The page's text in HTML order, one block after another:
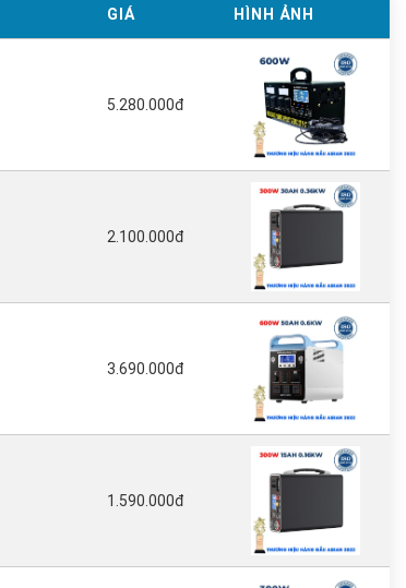
GIÁ HÌNH ẢNH
5.280.000đ
2.100.000đ
3.690.000đ
1.590.000đ